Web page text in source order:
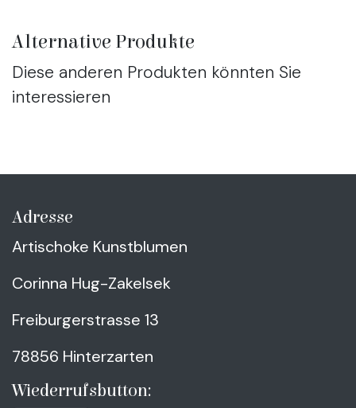
Alternative Produkte
Diese anderen Produkten könnten Sie
interessieren
Adresse
Artischoke Kunstblumen
Corinna Hug-Zakelsek
Freiburgerstrasse 13
78856 Hinterzarten
Wiederrufsbutton: